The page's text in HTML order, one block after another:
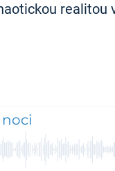
realitou